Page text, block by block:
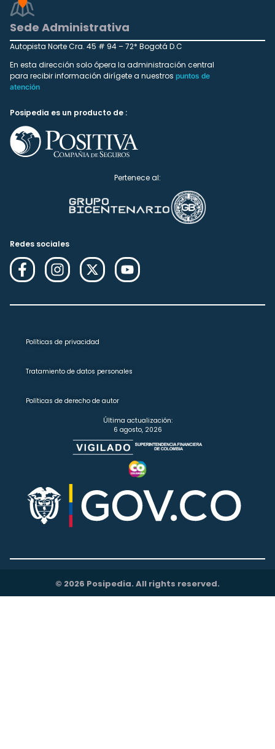
Sede Administrativa
Autopista Norte Cra. 45 # 94 – 72* Bogotá D.C
En esta dirección solo ópera la administración central
para recibir información dirígete a nuestros puntos de
atención
Posipedia es un producto de :
Pertenece al:
Redes sociales
Políticas de privacidad
Tratamiento de datos personales
Políticas de derecho de autor
Última actualización:
6 agosto, 2026
© 2026 Posipedia. All rights reserved.